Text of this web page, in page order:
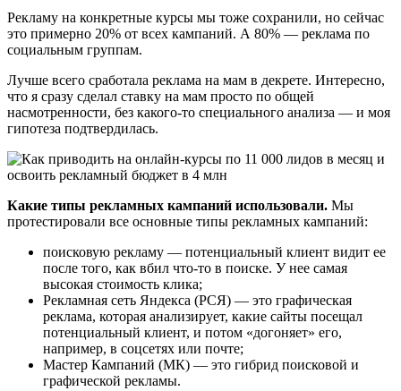
Рекламу на конкретные курсы мы тоже сохранили, но сейчас
это примерно 20% от всех кампаний. А 80% — реклама по
социальным группам.
Лучше всего сработала реклама на мам в декрете. Интересно,
что я сразу сделал ставку на мам просто по общей
насмотренности, без какого-то специального анализа — и моя
гипотеза подтвердилась.
Какие типы рекламных кампаний использовали. Мы
протестировали все основные типы рекламных кампаний:
поисковую рекламу — потенциальный клиент видит ее
после того, как вбил что-то в поиске. У нее самая
высокая стоимость клика;
Рекламная сеть Яндекса (РСЯ) — это графическая
реклама, которая анализирует, какие сайты посещал
потенциальный клиент, и потом «догоняет» его,
например, в соцсетях или почте;
Мастер Кампаний (МК) — это гибрид поисковой и
графической рекламы.